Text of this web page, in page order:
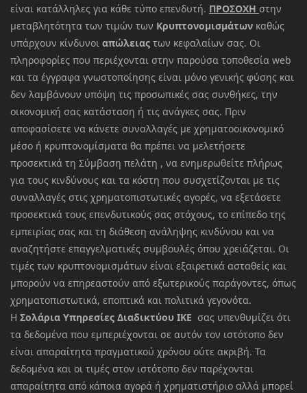
είναι κατάλληλες για κάθε τύπο επενδυτή. ΠΡΟΣΟΧΗ στην
μεταβλητότητα των τιμών των Κρυπτονομισμάτων καθώς
υπάρχουν κίνδυνοι απώλειας των κεφαλαίων σας. Οι
πληροφορίες που περιέχονται στην παρούσα τοποθεσία web
και τα έγγραφα γνωστοποίησης είναι μόνο γενικής φύσης και
δεν λαμβάνουν υπόψη τις προσωπικές σας συνθήκες, την
οικονομική σας κατάσταση ή τις ανάγκες σας. Πριν
αποφασίσετε να κάνετε συναλλαγές με χρηματοοικονομικό
μέσο ή κρυπτονομίσματα θα πρέπει να μελετήσετε
προσεκτικά τη Σύμβαση πελάτη , να ενημερωθείτε πλήρως
για τους κινδύνους και τα κόστη που συσχετίζονται με τις
συναλλαγές στις χρηματοπιστωτικές αγορές, να εξετάσετε
προσεκτικά τους επενδυτικούς σας στόχους, το επίπεδο της
εμπειρίας σας και τη διάθεση ανάληψης κινδύνου και να
αναζητήστε επαγγελματικές συμβουλές όπου χρειάζεται. Οι
τιμές των κρυπτονομισμάτων είναι εξαιρετικά ασταθείς και
μπορούν να επηρεαστούν από εξωτερικούς παράγοντες, όπως
χρηματοπιστωτικά, εποπτικά και πολιτικά γεγονότα.
Η Σολάρια Υπηρεσίες Διαδικτύου ΙΚΕ σας υπενθυμίζει ότι
τα δεδομένα που εμπεριέχονται σε αυτόν τον ιστότοπο δεν
είναι απαραίτητα πραγματικού χρόνου ούτε ακριβή. Τα
δεδομένα και οι τιμές στον ιστότοπο δεν παρέχονται
απαραίτητα από κάποια αγορά ή χρηματιστήριο αλλά μπορεί